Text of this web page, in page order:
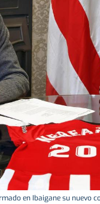
en Ibaigane su nuevo